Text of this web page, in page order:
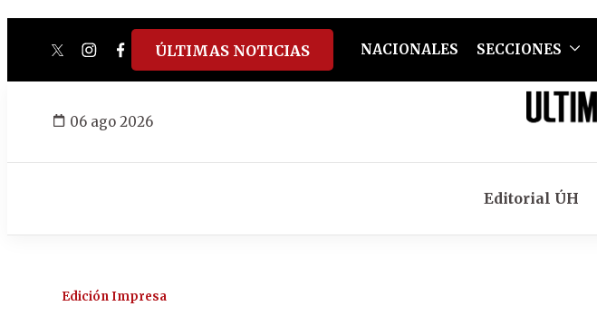
twitterinstagram
facebook
tiktokyoutube
spotify
ÚLTIMAS NOTICIAS NACIONALES SECCIONES
06 ago 2026
Editorial ÚH
Edición Impresa